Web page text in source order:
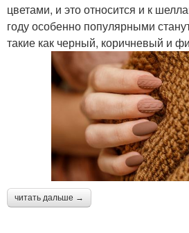
цветами, и это относится и к
году особенно популярными
такие как черный, коричневый и
читать дальше →